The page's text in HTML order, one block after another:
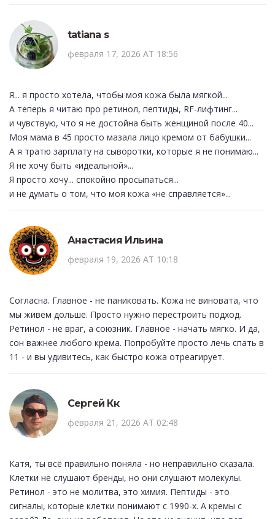
tatiana s
февраля 17, 2026 AT 18:56
Я... я просто хотела, чтобы моя кожа была мягкой...
А теперь я читаю про ретинол, пептиды, RF-лифтинг...
и чувствую, что я не достойна быть женщиной после 40...
Моя мама в 45 просто мазала лицо кремом от бабушки...
А я тратю зарплату на сыворотки, которые я не понимаю...
Я не хочу быть «идеальной»...
Я просто хочу... спокойно просыпаться...
и не думать о том, что моя кожа «не справляется»...
Анастасия Ильина
февраля 19, 2026 AT 10:18
Согласна. Главное - не паниковать. Кожа не виновата, что
мы живём дольше. Просто нужно перестроить подход.
Ретинол - не враг, а союзник. Главное - начать мягко. И да,
сон важнее любого крема. Попробуйте просто лечь спать в
11 - и вы удивитесь, как быстро кожа отреагирует.
Сергей Кк
февраля 21, 2026 AT 02:48
Катя, ты всё правильно поняла - но неправильно сказала.
Клетки не слушают бренды, но они слушают молекулы.
Ретинол - это не молитва, это химия. Пептиды - это
сигналы, которые клетки понимают с 1990-х. А кремы с